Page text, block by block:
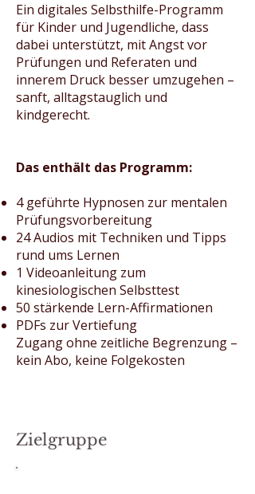
Ein digitales Selbsthilfe-Programm
für Kinder und Jugendliche, dass
dabei unterstützt, mit Angst vor
Prüfungen und Referaten und
innerem Druck besser umzugehen –
sanft, alltagstauglich und
kindgerecht.
Das enthält das Programm:
4 geführte Hypnosen zur mentalen
Prüfungsvorbereitung
24 Audios mit Techniken und Tipps
rund ums Lernen
1 Videoanleitung zum
kinesiologischen Selbsttest
50 stärkende Lern-Affirmationen
PDFs zur Vertiefung
Zugang ohne zeitliche Begrenzung –
kein Abo, keine Folgekosten
Zielgruppe